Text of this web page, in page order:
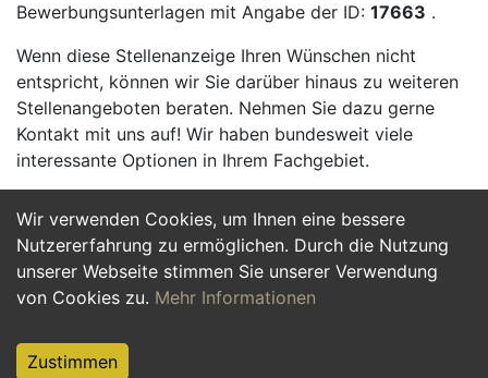
Wir verwenden Cookies, um Ihnen eine bessere
Nutzererfahrung zu ermöglichen. Durch die Nutzung
unserer Webseite stimmen Sie unserer Verwendung
von Cookies zu. Mehr Informationen
Zustimmen
Bewerbungsunterlagen mit Angabe der ID: 17663 .
Wenn diese Stellenanzeige Ihren Wünschen nicht
entspricht, können wir Sie darüber hinaus zu weiteren
Stellenangeboten beraten. Nehmen Sie dazu gerne
Kontakt mit uns auf! Wir haben bundesweit viele
interessante Optionen in Ihrem Fachgebiet.
Jetzt Bewerben